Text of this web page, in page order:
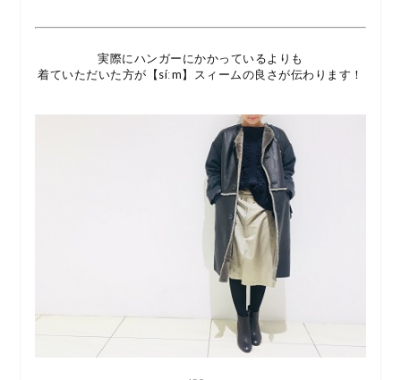
実際にハンガーにかかっているよりも
着ていただいた方が【síːm】スィームの良さが伝わります！